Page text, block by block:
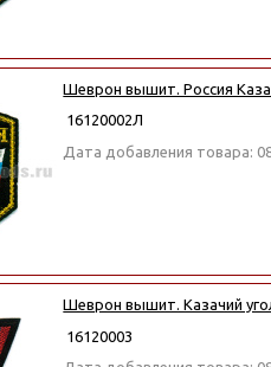
Шеврон вышит. Россия
16120002Л
Дата добавления товара:
Шеврон вышит. Казачий
16120003